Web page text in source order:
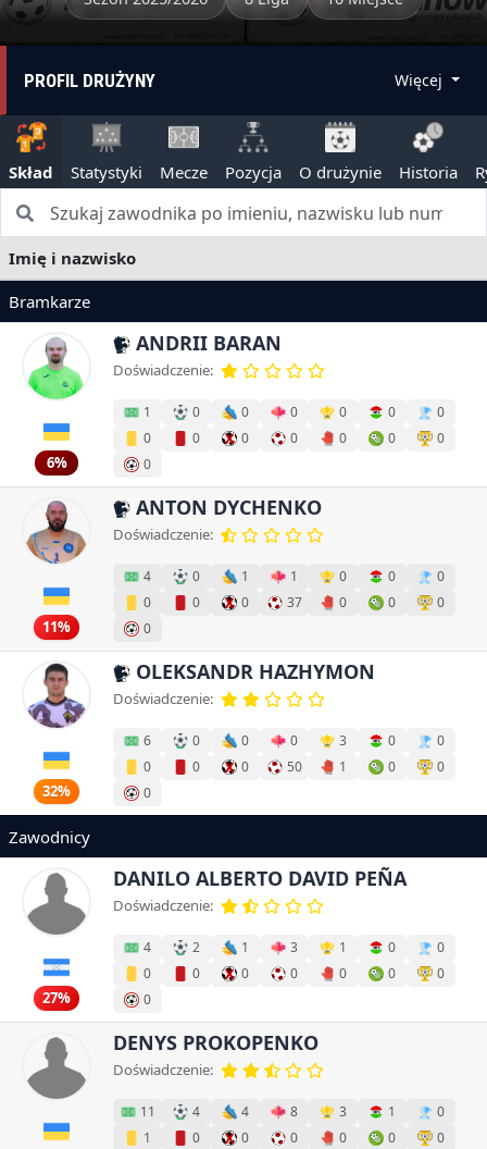
PROFIL DRUŻYNY Więcej
Skład Statystyki Mecze Pozycja O drużynie Historia
Imię i nazwisko
Bramkarze
6%
ANDRII BARAN
Doświadczenie:
1 0 0 0 0 0
0
0
0 0 0 0 0
0
0
11%
ANTON DYCHENKO
Doświadczenie:
4 0 1 1 0 0
0
0
0 0 37 0 0
0
0
32%
OLEKSANDR HAZHYMON
Doświadczenie:
6 0 0 0 3 0
0
0
0 0 50 1 0
0
0
Zawodnicy
27%
DANILO ALBERTO DAVID PEÑA
Doświadczenie:
4 2 1 3 1 0
0
0
0 0 0 0 0
0
0
DENYS PROKOPENKO
Doświadczenie:
11 4 4 8 3 1
0
1
0 0 0 0 0
0